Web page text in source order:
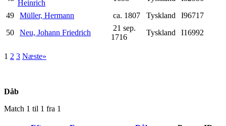
Heinrich
49
Müller, Hermann ca. 1807 Tyskland
I96717
50
Neu, Johann Friedrich
21 sep.
1716
Tyskland I16992
1 2 3 Næste»
Dåb
Match 1 til 1 fra 1